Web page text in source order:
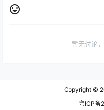
暂无讨论
Copyright ©
粤ICP备